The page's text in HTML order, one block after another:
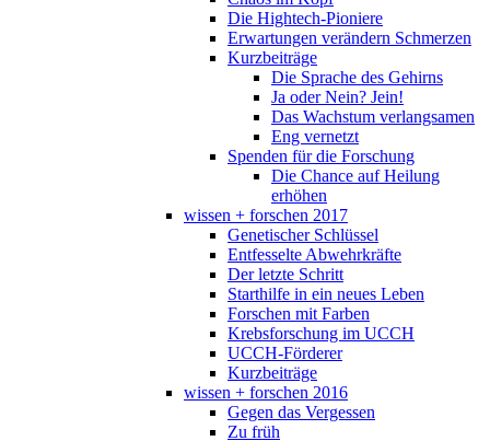
Die Hightech-Pioniere
Erwartungen verändern Schmerzen
Kurzbeiträge
Die Sprache des Gehirns
Ja oder Nein? Jein!
Das Wachstum verlangsamen
Eng vernetzt
Spenden für die Forschung
Die Chance auf Heilung
erhöhen
wissen + forschen 2017
Genetischer Schlüssel
Entfesselte Abwehrkräfte
Der letzte Schritt
Starthilfe in ein neues Leben
Forschen mit Farben
Krebsforschung im UCCH
UCCH-Förderer
Kurzbeiträge
wissen + forschen 2016
Gegen das Vergessen
Zu früh